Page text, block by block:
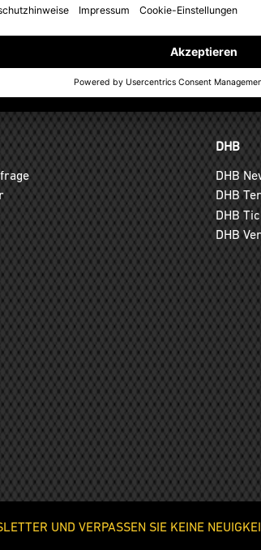
GELD-ZURÜCK-
DHB
DHB
DHB
DHB
DHB
UND VERPASSEN SIE KEINE